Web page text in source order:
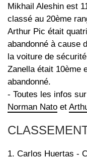
Mikhail Aleshin est
classé au 20ème
Arthur Pic était
abandonné à cause
la voiture de
Zanella était 10ème
abandonné.
- Toutes les infos sur
Norman Nato et
1. Carlos Huertas -